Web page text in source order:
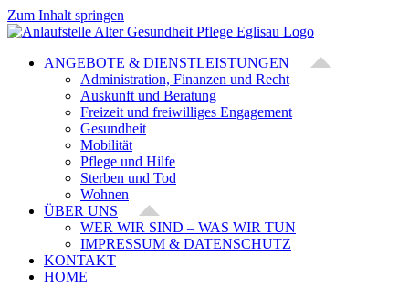
Zum Inhalt springen
ANGEBOTE & DIENSTLEISTUNGEN
Administration, Finanzen und Recht
Auskunft und Beratung
Freizeit und freiwilliges Engagement
Gesundheit
Mobilität
Pflege und Hilfe
Sterben und Tod
Wohnen
ÜBER UNS
WER WIR SIND – WAS WIR TUN
IMPRESSUM & DATENSCHUTZ
KONTAKT
HOME